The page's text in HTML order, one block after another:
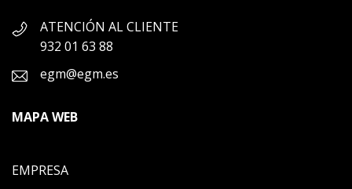
ATENCIÓN AL CLIENTE
932 01 63 88
egm@egm.es
MAPA WEB
EMPRESA